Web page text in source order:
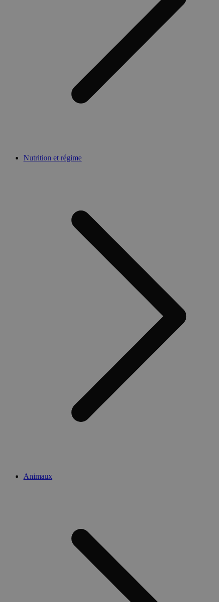
Nutrition et régime
Animaux